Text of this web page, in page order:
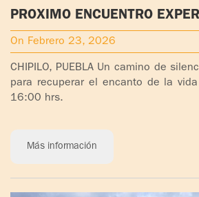
PROXIMO ENCUENTRO
DIOS
On Febrero 23, 2026
CHIPILO, PUEBLA Un camino de
para recuperar el encanto de la
16:00 hrs.
Más información